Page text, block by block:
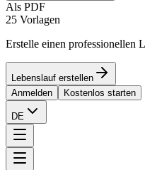
Als PDF
25 Vorlagen
Erstelle einen professionellen
Lebenslauf erstellen
Anmelden
Kostenlos starten
DE